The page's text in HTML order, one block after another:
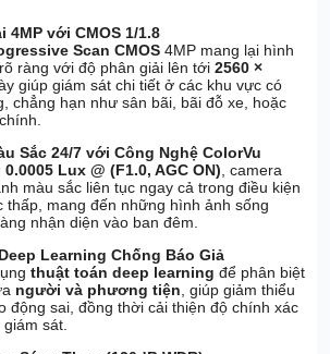
4MP với CMOS 1/1.8
Scan CMOS 4MP mang lại hình
ràng với độ phân giải lên tới2560 ×
giúp giám sát chi tiết ở các khu vực có
chẳng hạn như sân bãi, bãi đỗ xe, hoặc
Sắc 24/7 với Công Nghệ ColorVu
0.0005 Lux @ (F1.0, AGC ON), camera
màu sắc liên tục ngay cả trong điều kiện
thấp, mang đến những hình ảnh sống
nhận diện vào ban đêm.
Learning Chống Báo Giả
thuật toán deep learning để phân biệt
người và phương tiện, giúp giảm thiểu
động sai, đồng thời cải thiện độ chính xác
sát.